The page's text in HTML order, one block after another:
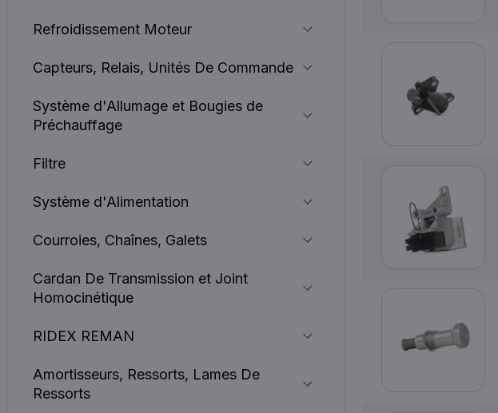
Refroidissement Moteur
Capteurs, Relais, Unités De Commande
Système d'Allumage et Bougies de
Préchauffage
Filtre
Système d'Alimentation
Courroies, Chaînes, Galets
Cardan De Transmission et Joint
Homocinétique
RIDEX REMAN
Amortisseurs, Ressorts, Lames De
Ressorts